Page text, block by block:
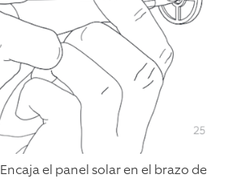
Encaja el panel solar en el brazo de